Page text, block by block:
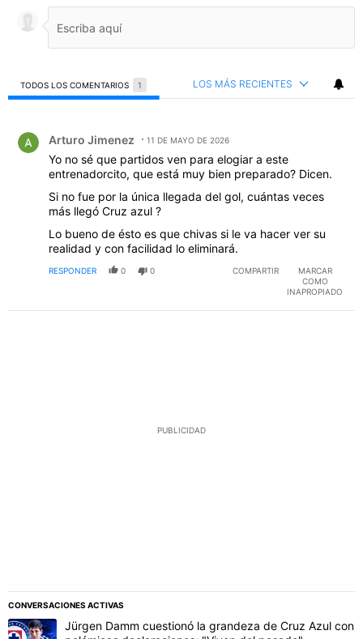
TODOS LOS COMENTARIOS 1 LOS MÁS RECIENTES
Arturo Jimenez 11 DE MAYO DE 2026
Yo no sé que partidos ven para elogiar a este
entrenadorcito, que está muy bien preparado? Dicen.
Si no fue por la única llegada del gol, cuántas veces
más llegó Cruz azul ?
Lo bueno de ésto es que chivas si le va hacer ver su
realidad y con facilidad lo eliminará.
RESPONDER 0 0 COMPARTIR
MARCAR
COMO
INAPROPIADO
PUBLICIDAD
CONVERSACIONES ACTIVAS
Este listado muestra los artículos con más comentarios en los
Un artículo de tendencia con el título "Jürgen Damm cuestionó la
Jürgen Damm cuestionó la grandeza de Cruz Azul con